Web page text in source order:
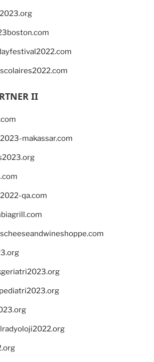
II
makassar.com
qa.com